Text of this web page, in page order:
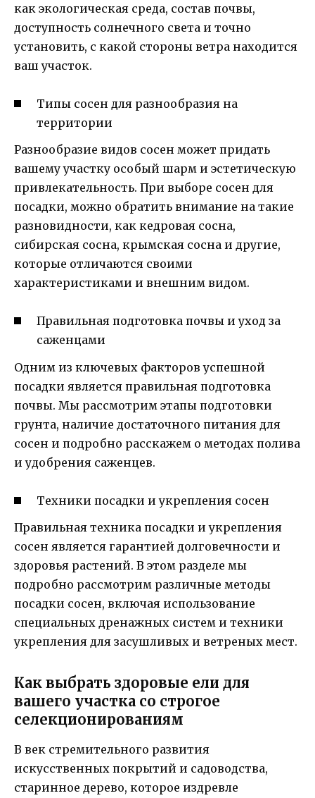
как экологическая среда, состав почвы,
доступность солнечного света и точно
установить, с какой стороны ветра находится
ваш участок.
Типы сосен для разнообразия на
территории
Разнообразие видов сосен может придать
вашему участку особый шарм и эстетическую
привлекательность. При выборе сосен для
посадки, можно обратить внимание на такие
разновидности, как кедровая сосна,
сибирская сосна, крымская сосна и другие,
которые отличаются своими
характеристиками и внешним видом.
Правильная подготовка почвы и уход за
саженцами
Одним из ключевых факторов успешной
посадки является правильная подготовка
почвы. Мы рассмотрим этапы подготовки
грунта, наличие достаточного питания для
сосен и подробно расскажем о методах полива
и удобрения саженцев.
Техники посадки и укрепления сосен
Правильная техника посадки и укрепления
сосен является гарантией долговечности и
здоровья растений. В этом разделе мы
подробно рассмотрим различные методы
посадки сосен, включая использование
специальных дренажных систем и техники
укрепления для засушливых и ветреных мест.
Как выбрать здоровые ели для
вашего участка со строгое
селекционированиям
В век стремительного развития
искусственных покрытий и садоводства,
старинное дерево, которое издревле